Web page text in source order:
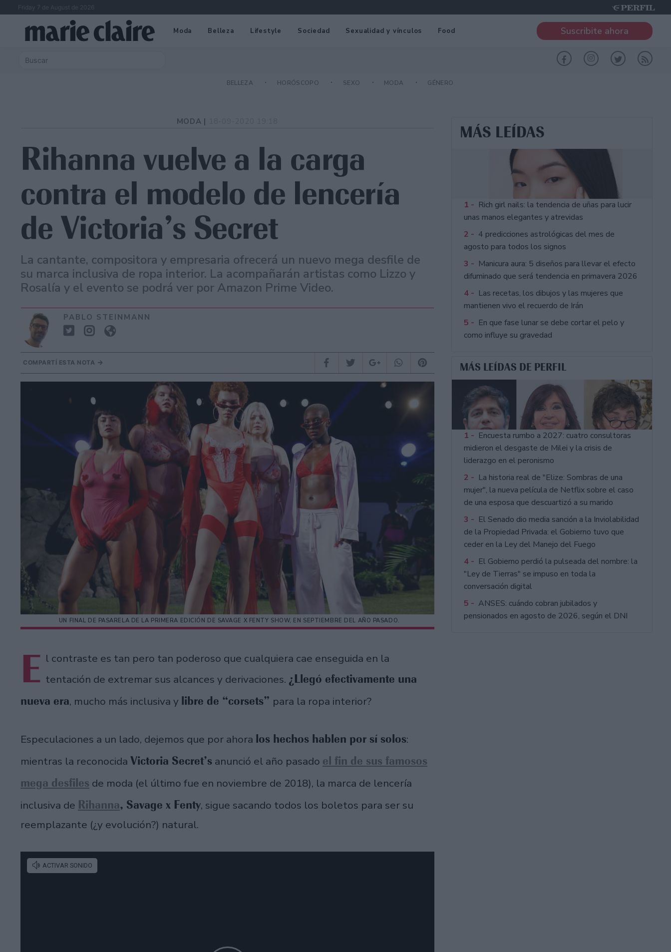
Friday 7 de August de 2026
Moda Belleza Lifestyle Sociedad Sexualidad y vínculos Food Suscribite ahora
BELLEZA HORÓSCOPO SEXO MODA GÉNERO
MODA |
Rihanna vuelve a la carga
contra el modelo de lencería
de Victoria’s Secret
La cantante, compositora y empresaria ofrecerá un nuevo mega desfile de
su marca inclusiva de ropa interior. La acompañarán artistas como Lizzo y
Rosalía y el evento se podrá ver por Amazon Prime Video.
PABLO STEINMANN
COMPARTÍ ESTA NOTA
UN FINAL DE PASARELA DE LA PRIMERA EDICIÓN DE SAVAGE X FENTY SHOW, EN SEPTIEMBRE DEL AÑO PASADO.
E l contraste es tan pero tan poderoso que cualquiera cae enseguida en la
tentación de extremar sus alcances y derivaciones. ¿Llegó efectivamente una
nueva era, mucho más inclusiva y libre de “corsets” para la ropa interior?
Especulaciones a un lado, dejemos que por ahora los hechos hablen por sí solos:
mientras la reconocida Victoria Secret’s anunció el año pasado el fin de sus famosos
mega desfiles de moda (el último fue en noviembre de 2018), la marca de lencería
inclusiva de Rihanna, Savage x Fenty, sigue sacando todos los boletos para ser su
reemplazante (¿y evolución?) natural.
MÁS LEÍDAS
1 - Rich girl nails: la tendencia de uñas para lucir
unas manos elegantes y atrevidas
2 - 4 predicciones astrológicas del mes de
agosto para todos los signos
3 - Manicura aura: 5 diseños para llevar el efecto
difuminado que será tendencia en primavera 2026
4 - Las recetas, los dibujos y las mujeres que
mantienen vivo el recuerdo de Irán
5 - En que fase lunar se debe cortar el pelo y
como influye su gravedad
MÁS LEÍDAS DE PERFIL
1 - Encuesta rumbo a 2027: cuatro consultoras
midieron el desgaste de Milei y la crisis de
liderazgo en el peronismo
2 - La historia real de "Elize: Sombras de una
mujer", la nueva película de Netflix sobre el caso
de una esposa que descuartizó a su marido
3 - El Senado dio media sanción a la Inviolabilidad
de la Propiedad Privada: el Gobierno tuvo que
ceder en la Ley del Manejo del Fuego
4 - El Gobierno perdió la pulseada del nombre: la
"Ley de Tierras" se impuso en toda la
conversación digital
5 - ANSES: cuándo cobran jubilados y
pensionados en agosto de 2026, según el DNI